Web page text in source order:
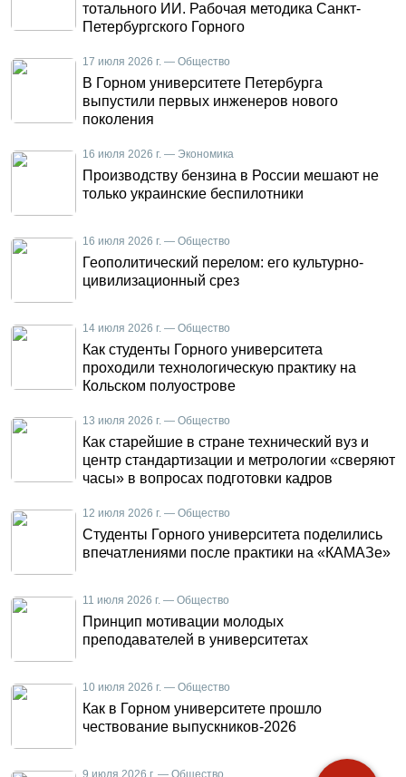
тотального ИИ. Рабочая методика Санкт-
Петербургского Горного
17 июля 2026 г. — Общество
В Горном университете Петербурга
выпустили первых инженеров нового
поколения
16 июля 2026 г. — Экономика
Производству бензина в России мешают не
только украинские беспилотники
16 июля 2026 г. — Общество
Геополитический перелом: его культурно-
цивилизационный срез
14 июля 2026 г. — Общество
Как студенты Горного университета
проходили технологическую практику на
Кольском полуострове
13 июля 2026 г. — Общество
Как старейшие в стране технический вуз и
центр стандартизации и метрологии «сверяют
часы» в вопросах подготовки кадров
12 июля 2026 г. — Общество
Студенты Горного университета поделились
впечатлениями после практики на «КАМАЗе»
11 июля 2026 г. — Общество
Принцип мотивации молодых
преподавателей в университетах
10 июля 2026 г. — Общество
Как в Горном университете прошло
чествование выпускников-2026
9 июля 2026 г. — Общество